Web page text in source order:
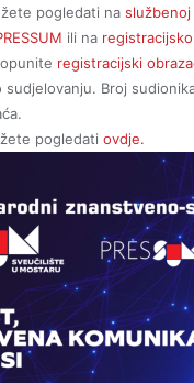
pogledati na službenoj
ili na
registracijski
Broj
pogledati ovdje.